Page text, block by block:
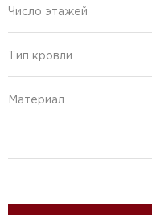
Число этажей
Тип кровли
Материал